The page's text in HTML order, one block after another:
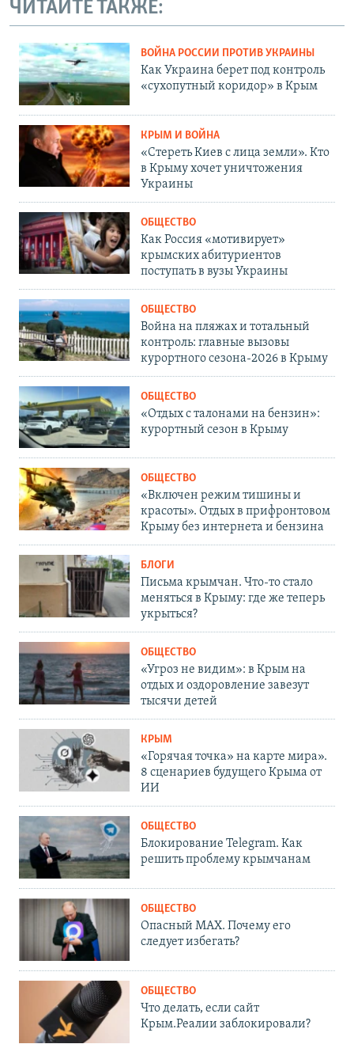
ЧИТАЙТЕ ТАКЖЕ:
ВОЙНА РОССИИ ПРОТИВ УКРАИНЫ
Как Украина берет под контроль
«сухопутный коридор» в Крым
КРЫМ И ВОЙНА
«Стереть Киев с лица земли». Кто
в Крыму хочет уничтожения
Украины
ОБЩЕСТВО
Как Россия «мотивирует»
крымских абитуриентов
поступать в вузы Украины
ОБЩЕСТВО
Война на пляжах и тотальный
контроль: главные вызовы
курортного сезона-2026 в Крыму
ОБЩЕСТВО
«Отдых с талонами на бензин»:
курортный сезон в Крыму
ОБЩЕСТВО
«Включен режим тишины и
красоты». Отдых в прифронтовом
Крыму без интернета и бензина
БЛОГИ
Письма крымчан. Что-то стало
меняться в Крыму: где же теперь
укрыться?
ОБЩЕСТВО
«Угроз не видим»: в Крым на
отдых и оздоровление завезут
тысячи детей
КРЫМ
«Горячая точка» на карте мира».
8 сценариев будущего Крыма от
ИИ
ОБЩЕСТВО
Блокирование Telegram. Как
решить проблему крымчанам
ОБЩЕСТВО
Опасный MAX. Почему его
следует избегать?
ОБЩЕСТВО
Что делать, если сайт
Крым.Реалии заблокировали?